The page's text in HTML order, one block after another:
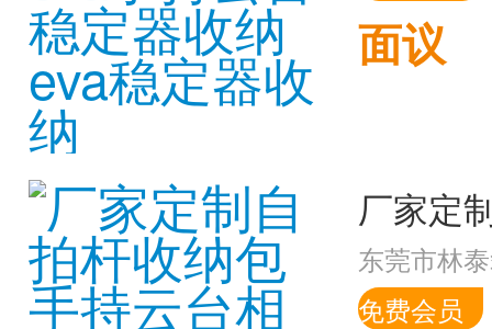
面议
东莞市林
免费会员